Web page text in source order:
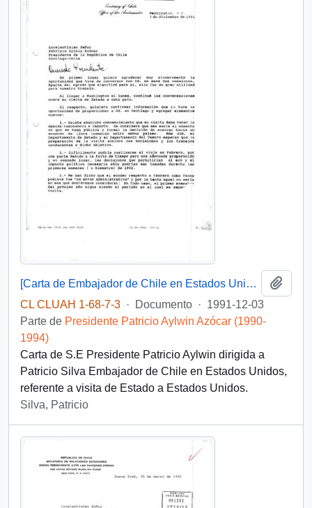
[Carta de Embajador de Chile en Estados Unidos]
CL CLUAH 1-68-7-3 · Documento · 1991-12-03
Parte de Presidente Patricio Aylwin Azócar (1990-
1994)
Carta de S.E Presidente Patricio Aylwin dirigida a
Patricio Silva Embajador de Chile en Estados Unidos,
referente a visita de Estado a Estados Unidos.
Silva, Patricio